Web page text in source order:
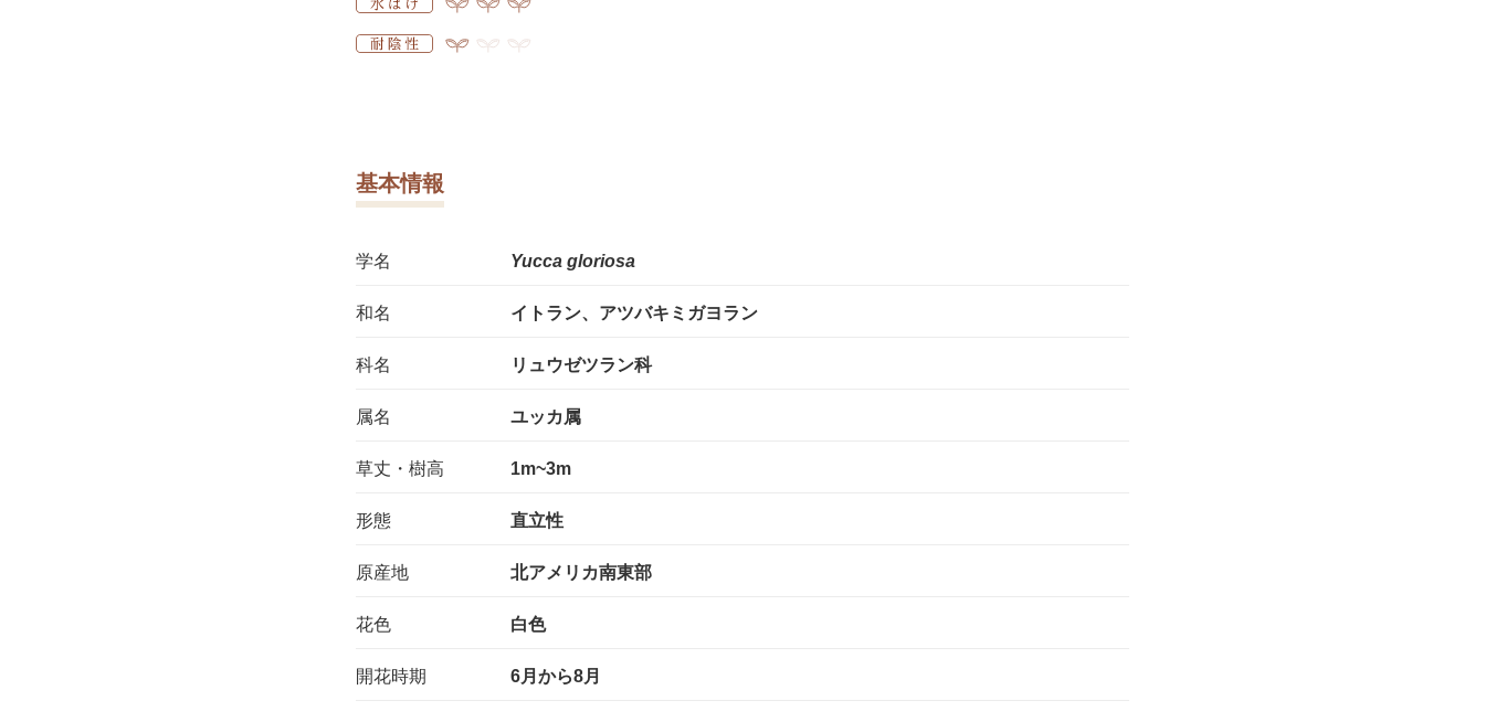
基本情報
学名 Yucca gloriosa
和名 イトラン、アツバキミガヨラン
科名 リュウゼツラン科
属名 ユッカ属
草丈・樹高 1m~3m
形態 直立性
原産地 北アメリカ南東部
花色 白色
開花時期 6月から8月